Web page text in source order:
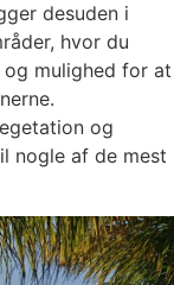
desuden i
hvor du
mulighed for at
og
nogle af de mest